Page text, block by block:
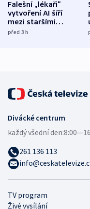
Falešní „lékaři“
vytvoření AI šíří
mezi staršími
Poláky nebezpečné
před 3h
TV program
Živé vysílání
Divácké centrum
každý všední den:
261 136 113